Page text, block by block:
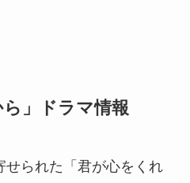
ら」ドラマ情報
せられた「君が心をくれ